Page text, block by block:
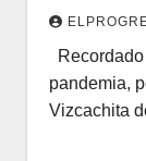
pandemia,
Vizcachita